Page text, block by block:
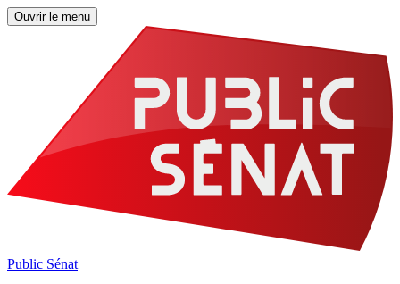
Ouvrir le menu
Public Sénat